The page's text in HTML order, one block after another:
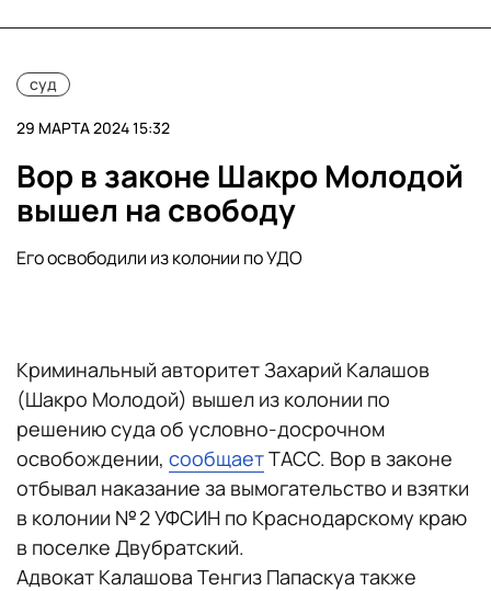
суд
29 МАРТА 2024 15:32
Вор в законе Шакро Молодой
вышел на свободу
Его освободили из колонии по УДО
Криминальный авторитет Захарий Калашов
(Шакро Молодой) вышел из колонии по
решению суда об условно-досрочном
освобождении, сообщаетТАСС. Вор в законе
отбывал наказание за вымогательство и взятки
в колонии № 2 УФСИН по Краснодарскому краю
в поселке Двубратский.
Адвокат Калашова Тенгиз Папаскуа также